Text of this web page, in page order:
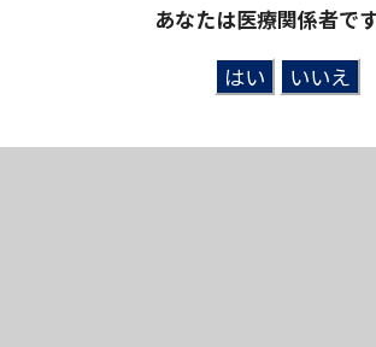
あなたは医療関係者で